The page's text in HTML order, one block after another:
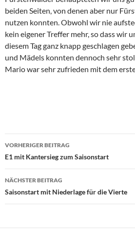
beiden Seiten, von denen aber nur
nutzen konnten. Obwohl wir nie
kein eigener Treffer mehr, so dass wir
diesem Tag ganz knapp geschlagen
und Mädels konnten dennoch sehr
Mario war sehr zufrieden mit dem
Beitragsnavigation
VORHERIGER BEITRAG
E1 mit Kantersieg zum Saisonstart
NÄCHSTER BEITRAG
Saisonstart mit Niederlage für die Vierte